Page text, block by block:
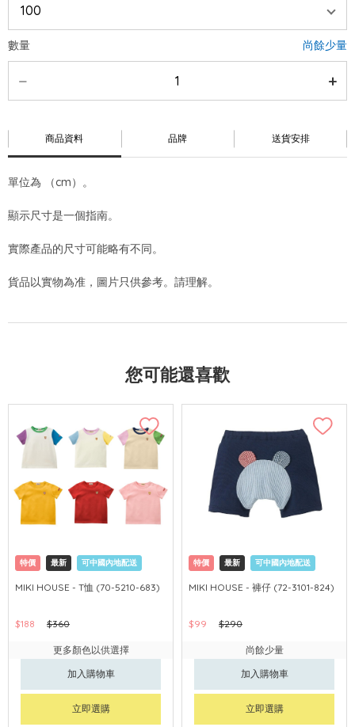
數量 尚餘少量
商品資料 品牌 送貨安排
單位為 （cm）。
顯示尺寸是一個指南。
實際產品的尺寸可能略有不同。
貨品以實物為准，圖片只供參考。請理解。
您可能還喜歡
特價 最新 可中國內地配送
MIKI HOUSE - T恤 (70-5210-683)
$188 $360
更多顏色以供選擇
加入購物車
立即選購
特價 最新 可中國內地配送
MIKI HOUSE - 褲仔 (72-3101-824)
$99 $290
尚餘少量
加入購物車
立即選購